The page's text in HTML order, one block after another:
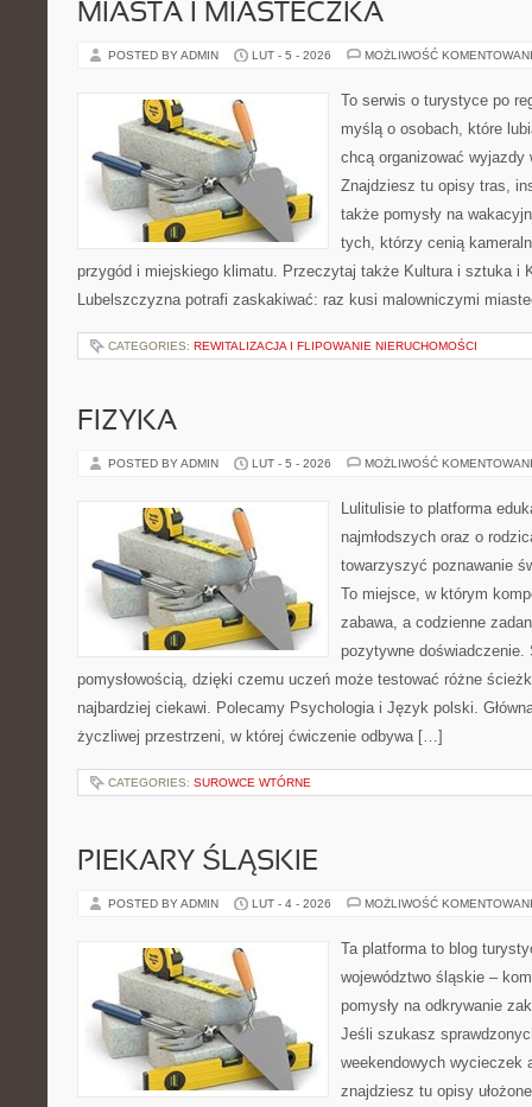
MIASTA I MIASTECZKA
POSTED BY ADMIN LUT - 5 - 2026 MOŻLIWOŚĆ
To serwis o turystyce po
myślą o osobach, które
chcą organizować wyjazdy
Znajdziesz tu opisy tras,
także pomysły na
tych, którzy cenią
przygód i miejskiego klimatu. Przeczytaj także Kultura i sztuka i
Lubelszczyzna potrafi zaskakiwać: raz kusi malowniczymi
CATEGORIES: REWITALIZACJA I FLIPOWANIE NIERUCHOMOŚCI
FIZYKA
POSTED BY ADMIN LUT - 5 - 2026 MOŻLIWOŚĆ
Lulitulisie to platforma
najmłodszych oraz o
towarzyszyć poznawanie
To miejsce, w którym
zabawa, a codzienne
pozytywne doświadczenie.
pomysłowością, dzięki czemu uczeń może testować różne
najbardziej ciekawi. Polecamy Psychologia i Język polski.
życzliwej przestrzeni, w której ćwiczenie odbywa […]
CATEGORIES: SUROWCE WTÓRNE
PIEKARY ŚLĄSKIE
POSTED BY ADMIN LUT - 4 - 2026 MOŻLIWOŚĆ
Ta platforma to blog
województwo śląskie –
pomysły na odkrywanie
Jeśli szukasz
weekendowych wycieczek
znajdziesz tu opisy